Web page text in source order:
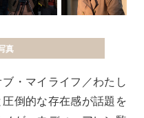
真
・マイライフ／わたし
倒的な存在感が話題を